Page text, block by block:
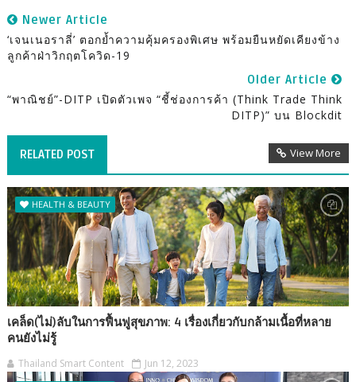
Newer Article
‘เจนเนอราลี่’ ตอกย้ำความคุ้มครองพิเศษ พร้อมยืนหยัดเคียงข้าง
ลูกค้าฝ่าวิกฤตโควิด-19
Older Article
“พาณิชย์”-DITP เปิดตัวเพจ “ชี้ช่องการค้า (Think Trade Think
DITP)” บน Blockdit
RELATED POST View More
HEALTH & BEAUTY
เคล็ด(ไม่)ลับในการฟื้นฟูสุขภาพ: 4 เรื่องเกี่ยวกับกล้ามเนื้อที่หลาย
คนยังไม่รู้
Thailand Smart Content Jun 12, 2023